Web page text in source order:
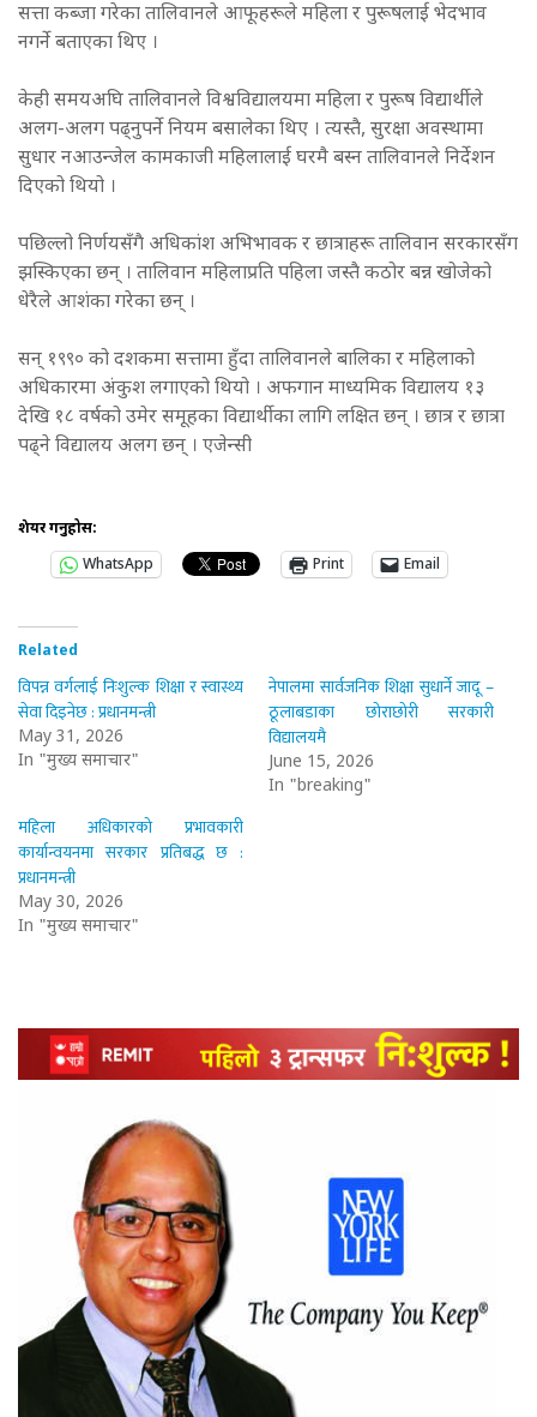
सत्ता कब्जा गरेका तालिवानले आफूहरूले महिला र पुरूषलाई भेदभाव
नगर्ने बताएका थिए ।
केही समयअघि तालिवानले विश्वविद्यालयमा महिला र पुरूष विद्यार्थीले
अलग-अलग पढ्नुपर्ने नियम बसालेका थिए । त्यस्तै, सुरक्षा अवस्थामा
सुधार नआउन्जेल कामकाजी महिलालाई घरमै बस्न तालिवानले निर्देशन
दिएको थियो ।
पछिल्लो निर्णयसँगै अधिकांश अभिभावक र छात्राहरू तालिवान सरकारसँग
झस्किएका छन् । तालिवान महिलाप्रति पहिला जस्तै कठोर बन्न खोजेको
धेरैले आशंका गरेका छन् ।
सन् १९९० को दशकमा सत्तामा हुँदा तालिवानले बालिका र महिलाको
अधिकारमा अंकुश लगाएको थियो । अफगान माध्यमिक विद्यालय १३
देखि १८ वर्षको उमेर समूहका विद्यार्थीका लागि लक्षित छन् । छात्र र छात्रा
पढ्ने विद्यालय अलग छन् । एजेन्सी
शेयर गर्नुहोस:
WhatsApp
Print Email
Related
विपन्न वर्गलाई निःशुल्क शिक्षा र स्वास्थ्य
सेवा दिइनेछ : प्रधानमन्त्री
May 31, 2026
In "मुख्य समाचार"
नेपालमा सार्वजनिक शिक्षा सुधार्ने जादू –
ठूलाबडाका छोराछोरी सरकारी
विद्यालयमै
June 15, 2026
In "breaking"
महिला अधिकारको प्रभावकारी
कार्यान्वयनमा सरकार प्रतिबद्ध छ :
प्रधानमन्त्री
May 30, 2026
In "मुख्य समाचार"